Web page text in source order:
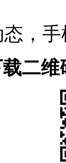
，
二维